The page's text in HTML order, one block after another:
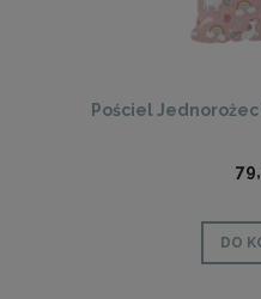
Pościel
DO